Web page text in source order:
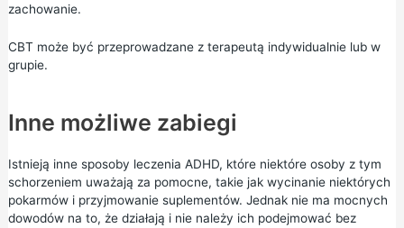
zachowanie.
CBT może być przeprowadzane z terapeutą indywidualnie lub w
grupie.
Inne możliwe zabiegi
Istnieją inne sposoby leczenia ADHD, które niektóre osoby z tym
schorzeniem uważają za pomocne, takie jak wycinanie niektórych
pokarmów i przyjmowanie suplementów. Jednak nie ma mocnych
dowodów na to, że działają i nie należy ich podejmować bez